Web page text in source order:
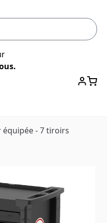
- 7 tiroirs